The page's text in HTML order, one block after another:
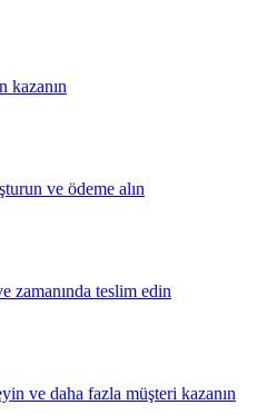
kazanın
ve ödeme alın
zamanında teslim edin
ve daha fazla müşteri kazanın